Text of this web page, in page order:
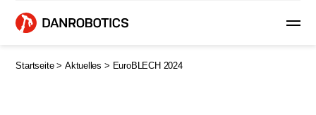
Startseite > Aktuelles > EuroBLECH 2024